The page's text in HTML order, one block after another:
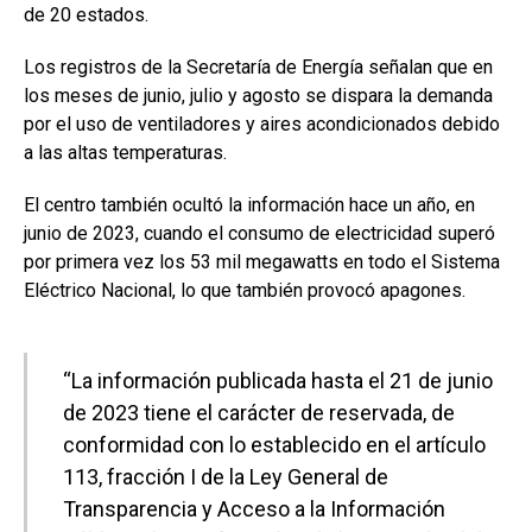
de 20 estados.
Los registros de la Secretaría de Energía señalan que en
los meses de junio, julio y agosto se dispara la demanda
por el uso de ventiladores y aires acondicionados debido
a las altas temperaturas.
El centro también ocultó la información hace un año, en
junio de 2023, cuando el consumo de electricidad superó
por primera vez los 53 mil megawatts en todo el Sistema
Eléctrico Nacional, lo que también provocó apagones.
“La información publicada hasta el 21 de junio
de 2023 tiene el carácter de reservada, de
conformidad con lo establecido en el artículo
113, fracción I de la Ley General de
Transparencia y Acceso a la Información